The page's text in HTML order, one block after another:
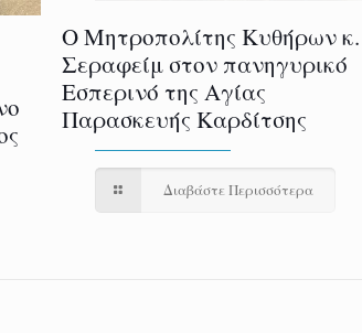
Ο Μητροπολίτης Κυθήρων κ.
Σεραφείμ στον πανηγυρικό
Εσπερινό της Αγίας
Παρασκευής Καρδίτσης
Διαβάστε Περισσότερα